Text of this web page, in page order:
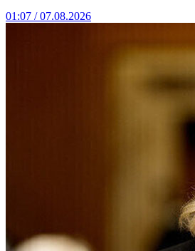
01:07 / 07.08.2026